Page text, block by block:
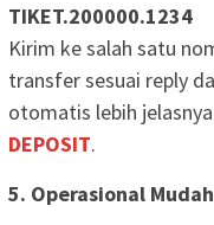
TIKET.200000.1234
Kirim ke salah satu
transfer sesuai reply
otomatis lebih
DEPOSIT.
5. Operasional Mudah